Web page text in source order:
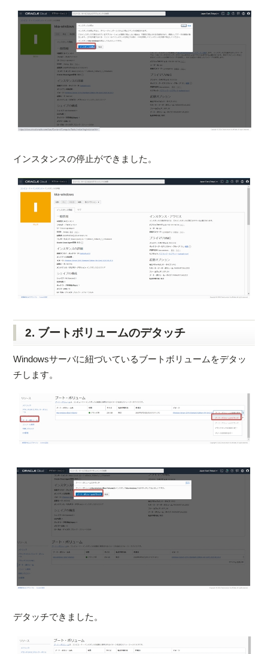
インスタンスの停止ができました。
2. ブートボリュームのデタッチ
Windowsサーバに紐づいているブートボリュームをデタッ
チします。
デタッチできました。